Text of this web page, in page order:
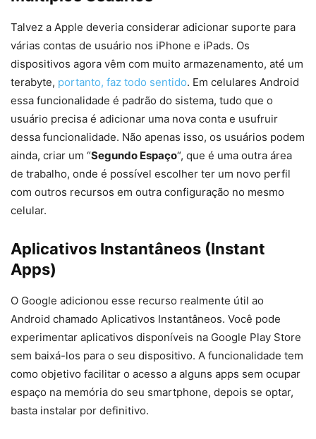
Talvez a Apple deveria considerar adicionar suporte para
várias contas de usuário nos iPhone e iPads. Os
dispositivos agora vêm com muito armazenamento, até um
terabyte, portanto, faz todo sentido. Em celulares Android
essa funcionalidade é padrão do sistema, tudo que o
usuário precisa é adicionar uma nova conta e usufruir
dessa funcionalidade. Não apenas isso, os usuários podem
ainda, criar um “Segundo Espaço“, que é uma outra área
de trabalho, onde é possível escolher ter um novo perfil
com outros recursos em outra configuração no mesmo
celular.
Aplicativos Instantâneos (Instant
Apps)
O Google adicionou esse recurso realmente útil ao
Android chamado Aplicativos Instantâneos. Você pode
experimentar aplicativos disponíveis na Google Play Store
sem baixá-los para o seu dispositivo. A funcionalidade tem
como objetivo facilitar o acesso a alguns apps sem ocupar
espaço na memória do seu smartphone, depois se optar,
basta instalar por definitivo.